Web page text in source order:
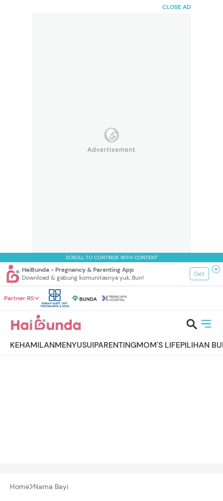
CLOSE AD
SCROLL TO CONTINUE WITH CONTENT
HaiBunda - Pregnancy & Parenting App
Download & gabung komunitasnya yuk, Bun!
Get
Partner RS
KEHAMILANMENYUSUIPARENTINGMOM'S LIFEPILIHAN
Home Nama Bayi